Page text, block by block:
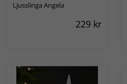
Ljusslinga Angela
229 kr